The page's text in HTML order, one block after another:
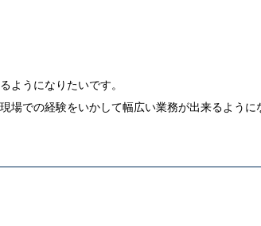
ようになりたいです。
場での経験をいかして幅広い業務が出来るように